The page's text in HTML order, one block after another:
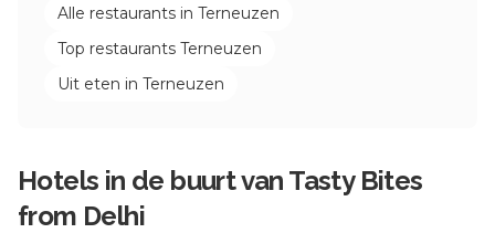
Alle restaurants in Terneuzen
Top restaurants Terneuzen
Uit eten in Terneuzen
Hotels in de buurt van Tasty Bites
from Delhi